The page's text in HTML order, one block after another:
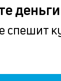
деньги
спешит